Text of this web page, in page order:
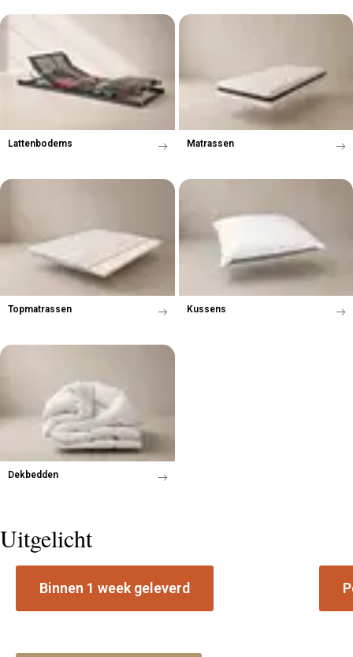
Lattenbodems Matrassen
Topmatrassen Kussens
Dekbedden
Uitgelicht
Binnen 1 week geleverd
Voorraad boxspring collectie